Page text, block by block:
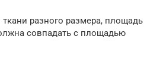
ткани разного размера, площадь
совпадать с площадью